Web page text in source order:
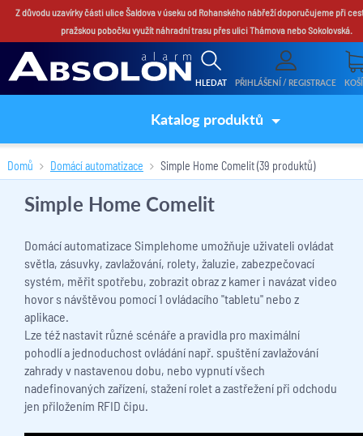
Z důvodu uzavírky části ulice Šaldova v úseku od Rohanského nábřeží doporučujeme při
pražskou pobočku využít náhradní trasu přes ulici Thámova nebo Sokolovská.
HLEDAT PŘIHLÁŠENÍ / REGISTRACE
Katalog produktů
Domů Domácí automatizace Simple Home Comelit(39 produktů)
Simple Home Comelit
Domácí automatizace Simplehome umožňuje uživateli ovládat
světla, zásuvky, zavlažování, rolety, žaluzie, zabezpečovací
systém, měřit spotřebu, zobrazit obraz z kamer i navázat video
hovor s návštěvou pomocí 1 ovládacího "tabletu" nebo z
aplikace.
Lze též nastavit různé scénáře a pravidla pro maximální
pohodlí a jednoduchost ovládání např. spuštění zavlažování
zahrady v nastavenou dobu, nebo vypnutí všech
nadefinovaných zařízení, stažení rolet a zastřežení při odchodu
jen přiložením RFID čipu.